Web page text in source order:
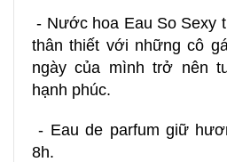
- Nước hoa Eau So Sexy
thân thiết với những cô
ngày của mình trở nên
hạnh phúc.
- Eau de parfum giữ
8h.